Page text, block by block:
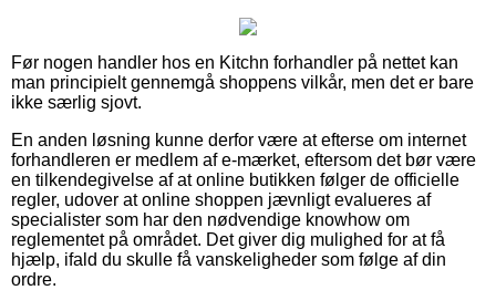
Før nogen handler hos en Kitchn forhandler på nettet kan
man principielt gennemgå shoppens vilkår, men det er bare
ikke særlig sjovt.
En anden løsning kunne derfor være at efterse om internet
forhandleren er medlem af e-mærket, eftersom det bør være
en tilkendegivelse af at online butikken følger de officielle
regler, udover at online shoppen jævnligt evalueres af
specialister som har den nødvendige knowhow om
reglementet på området. Det giver dig mulighed for at få
hjælp, ifald du skulle få vanskeligheder som følge af din
ordre.